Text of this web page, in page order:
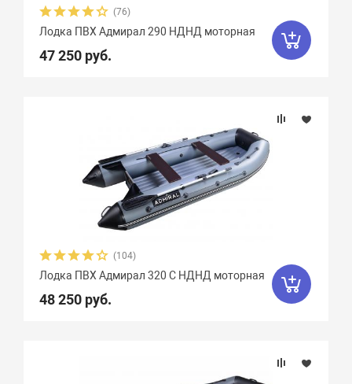
Максимальная мощность мотора, л.с.
Вес, кг
(76)
Лодка ПВХ Адмирал 290 НДНД моторная
47 250 руб.
(104)
Лодка ПВХ Адмирал 320 C НДНД моторная
48 250 руб.